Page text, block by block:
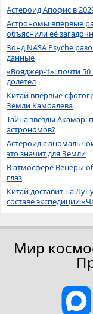
Астероид Апофис в
Астрономы впервые
объяснили её
Зонд NASA Psyche
данные
«Вояджер-1»: почти 50
долетел
Китай впервые
Земли Камоалева
Тайна звезды Акамар:
астрономов?
Астероид с
это значит для Земли
В атмосфере Венеры
глаз
Китай доставит на
составе экспедиции
Мир